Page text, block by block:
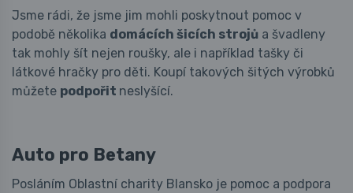
Jsme rádi, že jsme jim mohli poskytnout pomoc v
podobě několika domácích šicích strojů a švadleny
tak mohly šít nejen roušky, ale i například tašky či
látkové hračky pro děti. Koupí takových šitých výrobků
můžete podpořit neslyšící.
Auto pro Betany
Posláním Oblastní charity Blansko je pomoc a podpora